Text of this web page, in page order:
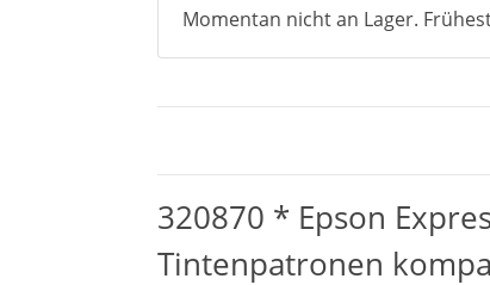
Momentan nicht an Lager.
320870 * Epson
Tintenpatronen